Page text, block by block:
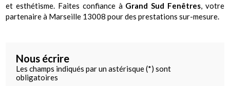
et esthétisme. Faites confiance à Grand Sud Fenêtres, votre
partenaire à Marseille 13008 pour des prestations sur-mesure.
Nous écrire
Les champs indiqués par un astérisque (*) sont
obligatoires